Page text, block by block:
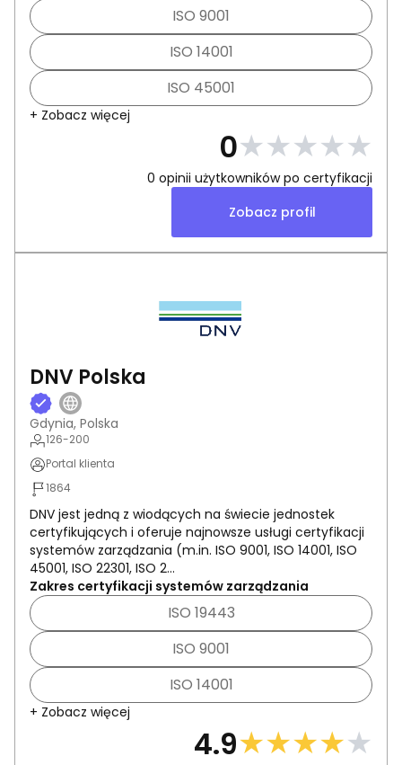
ISO 9001
ISO 14001
ISO 45001
+ Zobacz więcej
0★★★★★
0 opinii użytkowników po certyfikacji
Zobacz profil
DNV Polska
Gdynia, Polska
126-200
Portal klienta
1864
DNV jest jedną z wiodących na świecie jednostek
certyfikujących i oferuje najnowsze usługi certyfikacji
systemów zarządzania (m.in. ISO 9001, ISO 14001, ISO
45001, ISO 22301, ISO 2...
Zakres certyfikacji systemów zarządzania
ISO 19443
ISO 9001
ISO 14001
+ Zobacz więcej
4.9★★★★★